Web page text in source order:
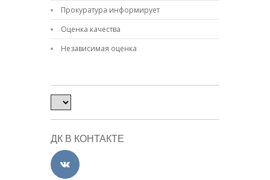
Прокуратура информирует
Оценка качества
Независимая оценка
ДК В КОНТАКТЕ